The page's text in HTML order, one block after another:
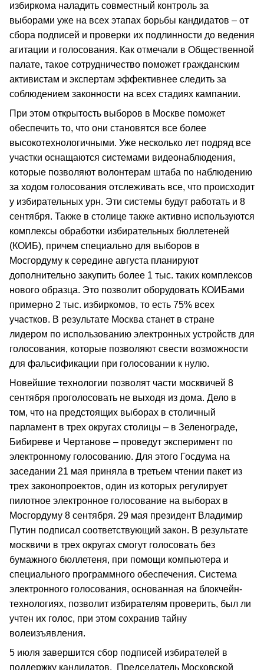
избиркома наладить совместный контроль за
выборами уже на всех этапах борьбы кандидатов – от
сбора подписей и проверки их подлинности до ведения
агитации и голосования. Как отмечали в Общественной
палате, такое сотрудничество поможет гражданским
активистам и экспертам эффективнее следить за
соблюдением законности на всех стадиях кампании.
При этом открытость выборов в Москве поможет
обеспечить то, что они становятся все более
высокотехнологичными. Уже несколько лет подряд все
участки оснащаются системами видеонаблюдения,
которые позволяют волонтерам штаба по наблюдению
за ходом голосования отслеживать все, что происходит
у избирательных урн. Эти системы будут работать и 8
сентября. Также в столице также активно используются
комплексы обработки избирательных бюллетеней
(КОИБ), причем специально для выборов в
Мосгордуму к середине августа планируют
дополнительно закупить более 1 тыс. таких комплексов
нового образца. Это позволит оборудовать КОИБами
примерно 2 тыс. избиркомов, то есть 75% всех
участков. В результате Москва станет в стране
лидером по использованию электронных устройств для
голосования, которые позволяют свести возможности
для фальсификации при голосовании к нулю.
Новейшие технологии позволят части москвичей 8
сентября проголосовать не выходя из дома. Дело в
том, что на предстоящих выборах в столичный
парламент в трех округах столицы – в Зеленограде,
Бибиреве и Чертанове – проведут эксперимент по
электронному голосованию. Для этого Госдума на
заседании 21 мая приняла в третьем чтении пакет из
трех законопроектов, один из которых регулирует
пилотное электронное голосование на выборах в
Мосгордуму 8 сентября. 29 мая президент Владимир
Путин подписал соответствующий закон. В результате
москвичи в трех округах смогут голосовать без
бумажного бюллетеня, при помощи компьютера и
специального программного обеспечения. Система
электронного голосования, основанная на блокчейн-
технологиях, позволит избирателям проверить, был ли
учтен их голос, при этом сохранив тайну
волеизъявления.
5 июля завершится сбор подписей избирателей в
поддержку кандидатов. Председатель Московской